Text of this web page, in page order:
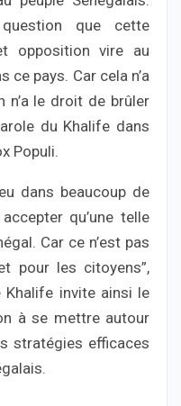
que cette
opposition vire au
ce pays. Car cela n’a
n’a le droit de brûler
du Khalife dans
Populi.
dans beaucoup de
qu’une telle
Car ce n’est pas
pour les citoyens”,
Khalife invite ainsi le
à se mettre autour
stratégies efficaces